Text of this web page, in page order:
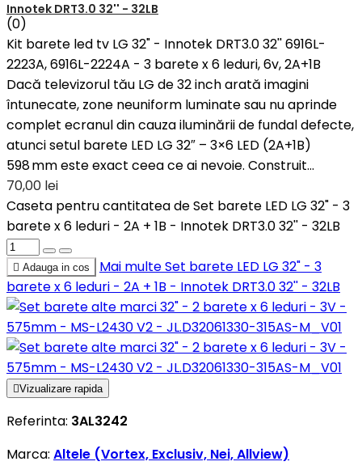
Innotek DRT3.0 32'' - 32LB
(0)
Kit barete led tv LG 32" - Innotek DRT3.0 32'' 6916L-
2223A, 6916L-2224A - 3 barete x 6 leduri, 6v, 2A+1B
Dacă televizorul tău LG de 32 inch arată imagini
întunecate, zone neuniform luminate sau nu aprinde
complet ecranul din cauza iluminării de fundal defecte,
atunci setul barete LED LG 32″ – 3×6 LED (2A+1B)
598 mm este exact ceea ce ai nevoie. Construit...
70,00 lei
Caseta pentru cantitatea de Set barete LED LG 32" - 3
barete x 6 leduri - 2A + 1B - Innotek DRT3.0 32'' - 32LB
 Adauga in cos Mai multeSet barete LED LG 32" - 3
barete x 6 leduri - 2A + 1B - Innotek DRT3.0 32'' - 32LB
Vizualizare rapida
Referinta: 3AL3242
Marca: Altele (Vortex, Exclusiv, Nei, Allview)